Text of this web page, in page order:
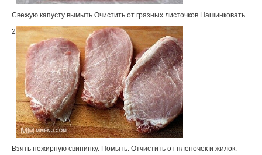
Свежую капусту вымыть.Очистить от грязных листочков.Нашинковать.
2
Взять нежирную свининку. Помыть. Отчистить от пленочек и жилок.